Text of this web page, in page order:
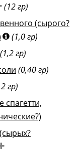
(12 гр)
(сырого?
(1,0 гр)
(1,2 гр)
(0,40 гр)
гр)